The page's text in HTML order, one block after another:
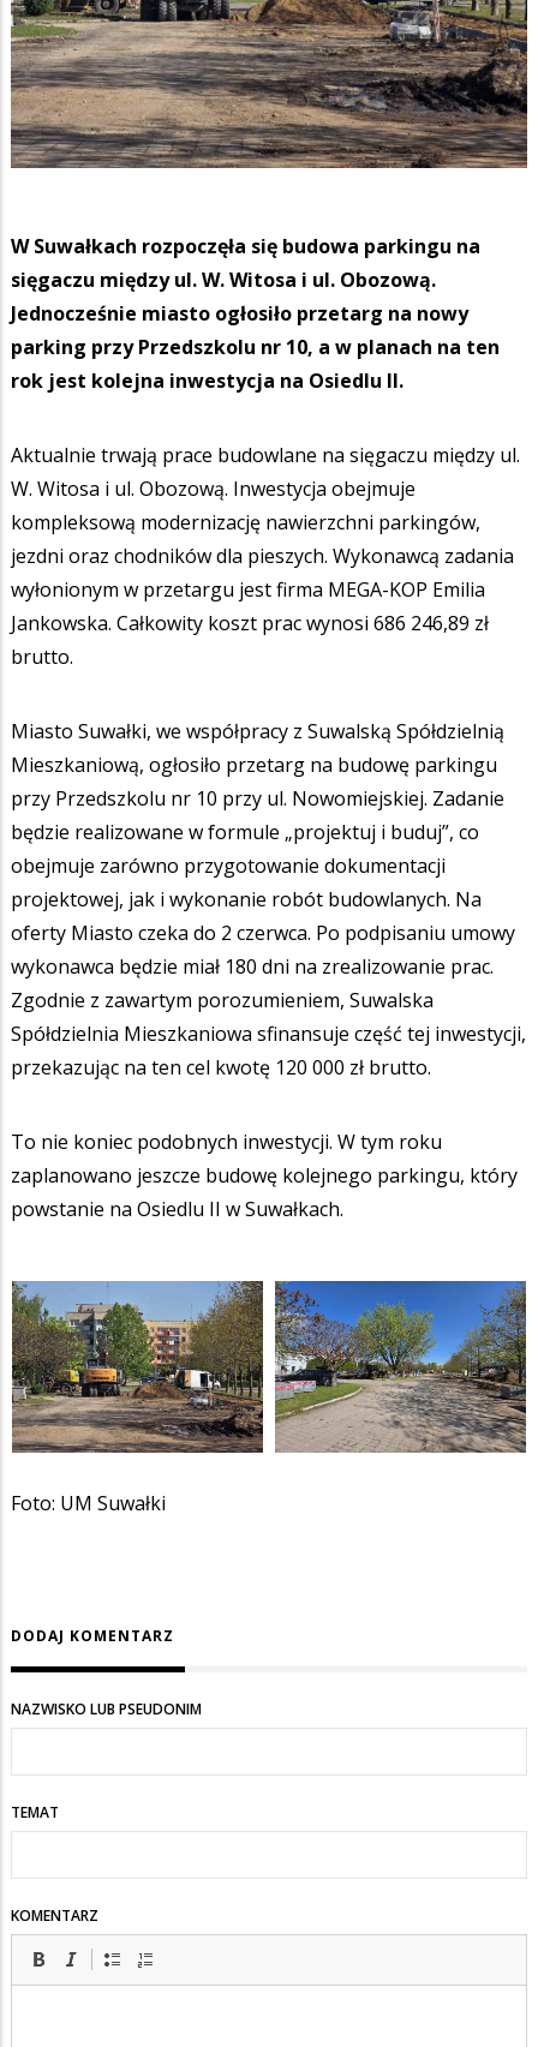
W Suwałkach rozpoczęła się budowa parkingu na
sięgaczu między ul. W. Witosa i ul. Obozową.
Jednocześnie miasto ogłosiło przetarg na nowy
parking przy Przedszkolu nr 10, a w planach na ten
rok jest kolejna inwestycja na Osiedlu II.
Aktualnie trwają prace budowlane na sięgaczu między ul.
W. Witosa i ul. Obozową. Inwestycja obejmuje
kompleksową modernizację nawierzchni parkingów,
jezdni oraz chodników dla pieszych. Wykonawcą zadania
wyłonionym w przetargu jest firma MEGA-KOP Emilia
Jankowska. Całkowity koszt prac wynosi 686 246,89 zł
brutto.
Miasto Suwałki, we współpracy z Suwalską Spółdzielnią
Mieszkaniową, ogłosiło przetarg na budowę parkingu
przy Przedszkolu nr 10 przy ul. Nowomiejskiej. Zadanie
będzie realizowane w formule „projektuj i buduj”, co
obejmuje zarówno przygotowanie dokumentacji
projektowej, jak i wykonanie robót budowlanych. Na
oferty Miasto czeka do 2 czerwca. Po podpisaniu umowy
wykonawca będzie miał 180 dni na zrealizowanie prac.
Zgodnie z zawartym porozumieniem, Suwalska
Spółdzielnia Mieszkaniowa sfinansuje część tej inwestycji,
przekazując na ten cel kwotę 120 000 zł brutto.
To nie koniec podobnych inwestycji. W tym roku
zaplanowano jeszcze budowę kolejnego parkingu, który
powstanie na Osiedlu II w Suwałkach.
Foto: UM Suwałki
DODAJ KOMENTARZ
NAZWISKO LUB PSEUDONIM
TEMAT
KOMENTARZ